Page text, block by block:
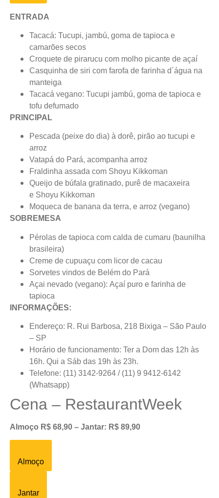
ENTRADA
Tacacá: Tucupi, jambú, goma de tapioca e
camarões secos
Croquete de pirarucu com molho picante de açaí
Casquinha de siri com farofa de farinha d´água na
manteiga
Tacacá vegano: Tucupi jambú, goma de tapioca e
tofu defumado
PRINCIPAL
Pescada (peixe do dia) à dorê, pirão ao tucupi e
arroz
Vatapá do Pará, acompanha arroz
Fraldinha assada com Shoyu Kikkoman
Queijo de búfala gratinado, purê de macaxeira
e Shoyu Kikkoman
Moqueca de banana da terra, e arroz (vegano)
SOBREMESA
Pérolas de tapioca com calda de cumaru (baunilha
brasileira)
Creme de cupuaçu com licor de cacau
Sorvetes vindos de Belém do Pará
Açai nevado (vegano): Açaí puro e farinha de
tapioca
INFORMAÇÕES:
Endereço: R. Rui Barbosa, 218 Bixiga – São Paulo
– SP
Horário de funcionamento: Ter a Dom das 12h às
16h. Qui a Sáb das 19h às 23h.
Telefone: (11) 3142-9264 / (11) 9 9412-6142
(Whatsapp)
Cena – RestaurantWeek
Almoço R$ 68,90 – Jantar: R$ 89,90
Almoço
Jantar